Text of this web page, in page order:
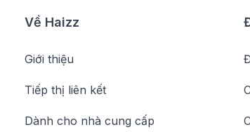
Về Haizz
Giới thiệu
Tiếp thị liên kết
Dành cho nhà cung cấp